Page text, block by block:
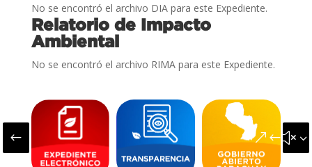
No se encontró el archivo DIA para este Expediente.
Relatorio de Impacto
Ambiental
No se encontró el archivo RIMA para este Expediente.
#